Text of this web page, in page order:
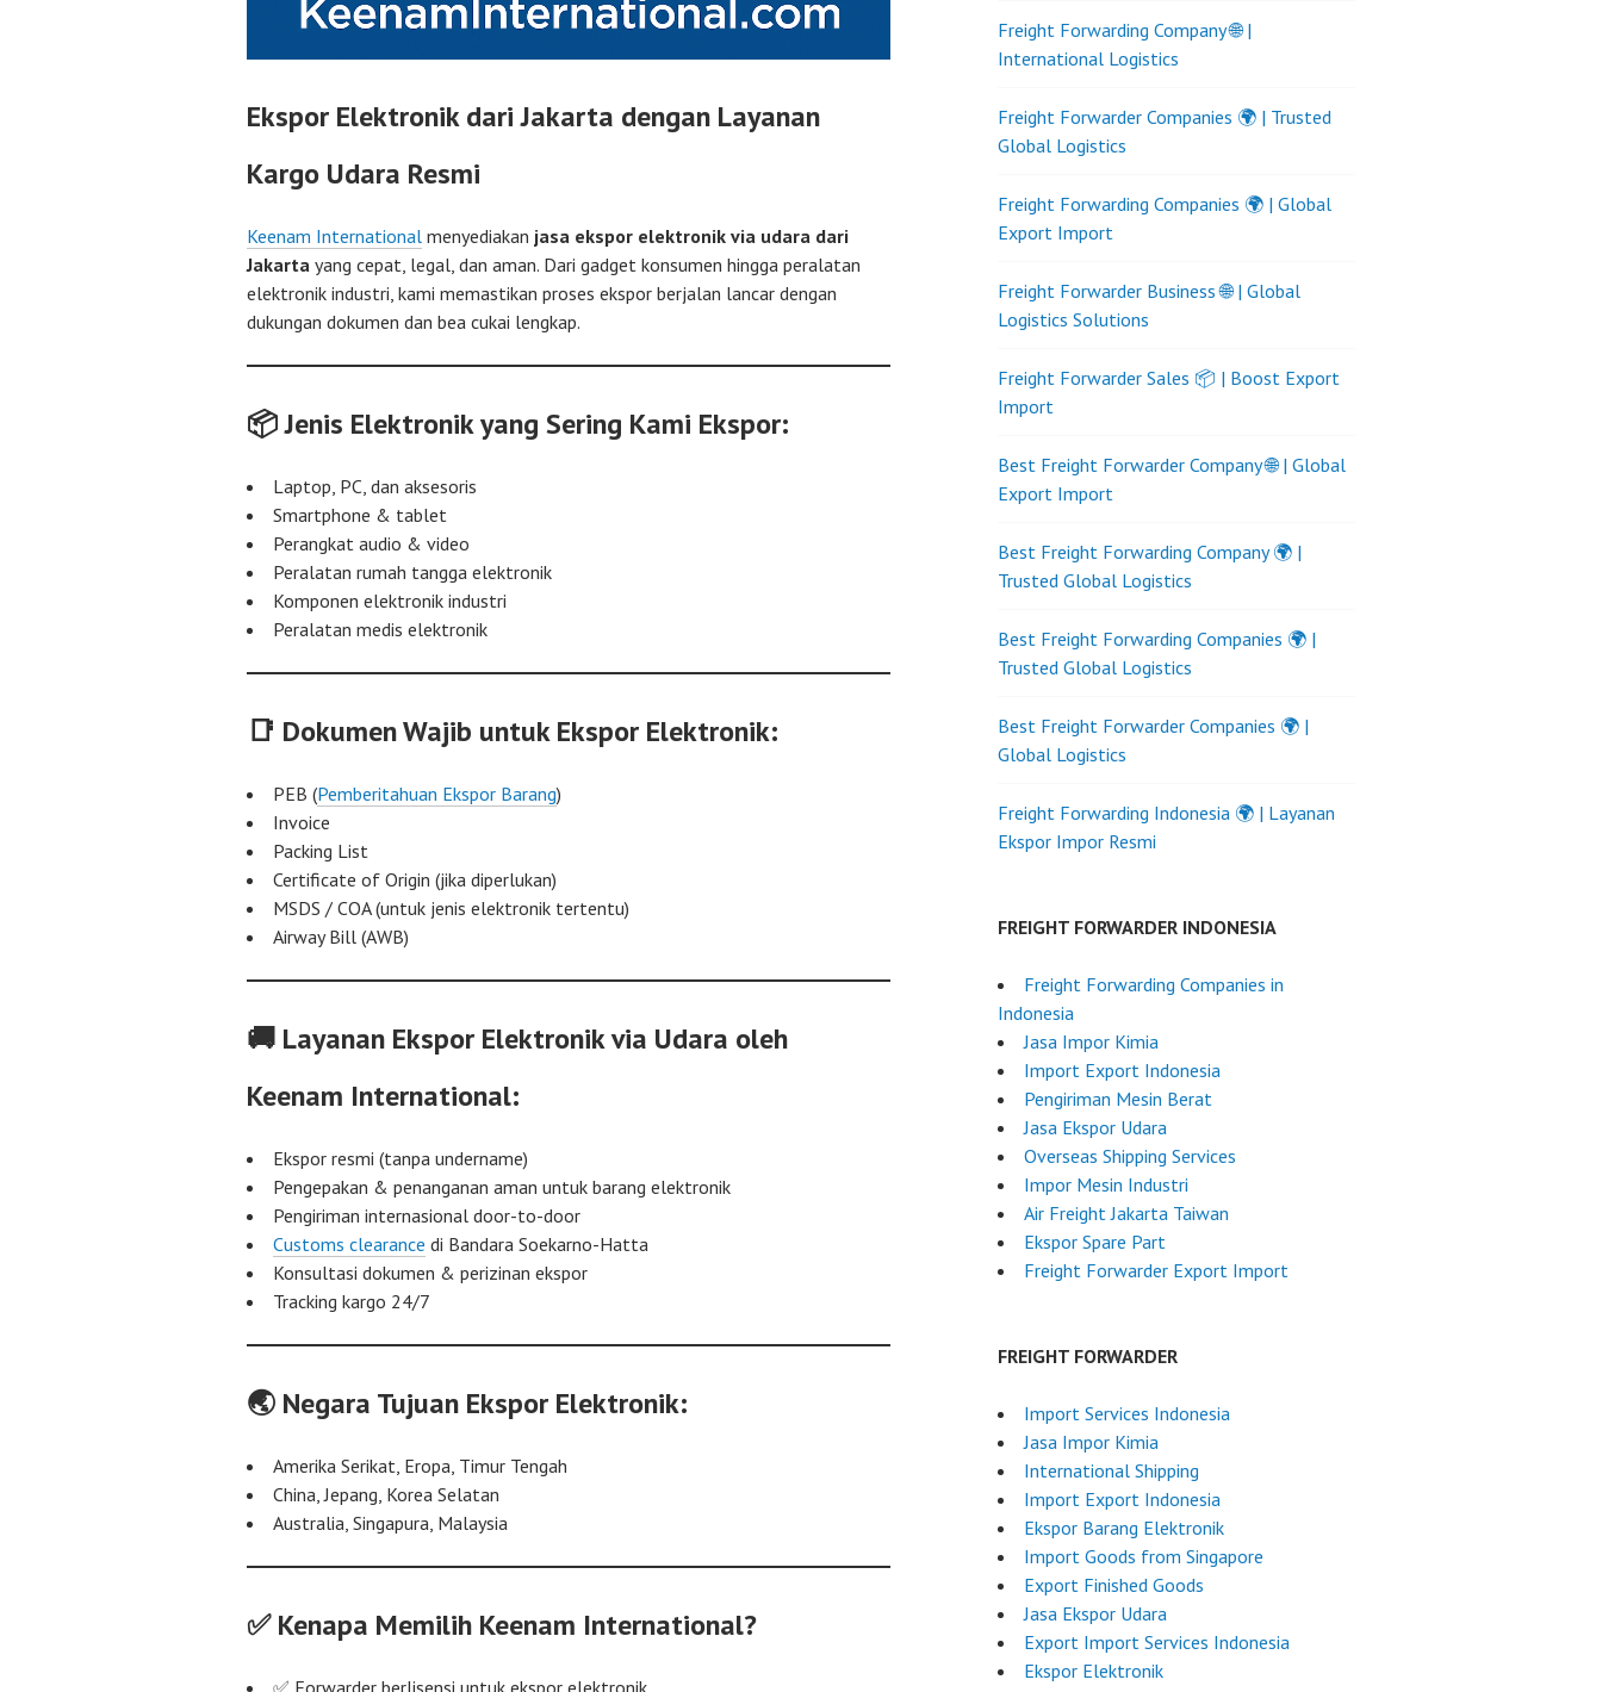
Ekspor Elektronik dari Jakarta dengan Layanan
Kargo Udara Resmi
Keenam International menyediakan jasa ekspor elektronik via udara dari
Jakarta yang cepat, legal, dan aman. Dari gadget konsumen hingga peralatan
elektronik industri, kami memastikan proses ekspor berjalan lancar dengan
dukungan dokumen dan bea cukai lengkap.
📦 Jenis Elektronik yang Sering Kami Ekspor:
Laptop, PC, dan aksesoris
Smartphone & tablet
Perangkat audio & video
Peralatan rumah tangga elektronik
Komponen elektronik industri
Peralatan medis elektronik
📑 Dokumen Wajib untuk Ekspor Elektronik:
PEB (Pemberitahuan Ekspor Barang)
Invoice
Packing List
Certificate of Origin (jika diperlukan)
MSDS / COA (untuk jenis elektronik tertentu)
Airway Bill (AWB)
🚚 Layanan Ekspor Elektronik via Udara oleh
Keenam International:
Ekspor resmi (tanpa undername)
Pengepakan & penanganan aman untuk barang elektronik
Pengiriman internasional door-to-door
Customs clearance di Bandara Soekarno-Hatta
Konsultasi dokumen & perizinan ekspor
Tracking kargo 24/7
🌏 Negara Tujuan Ekspor Elektronik:
Amerika Serikat, Eropa, Timur Tengah
China, Jepang, Korea Selatan
Australia, Singapura, Malaysia
✅ Kenapa Memilih Keenam International?
✅ Forwarder berlisensi untuk ekspor elektronik
Freight Forwarding Company 🌐 |
International Logistics
Freight Forwarder Companies 🌍 | Trusted
Global Logistics
Freight Forwarding Companies 🌍 | Global
Export Import
Freight Forwarder Business 🌐 | Global
Logistics Solutions
Freight Forwarder Sales 📦 | Boost Export
Import
Best Freight Forwarder Company 🌐 | Global
Export Import
Best Freight Forwarding Company 🌍 |
Trusted Global Logistics
Best Freight Forwarding Companies 🌍 |
Trusted Global Logistics
Best Freight Forwarder Companies 🌍 |
Global Logistics
Freight Forwarding Indonesia 🌍 | Layanan
Ekspor Impor Resmi
FREIGHT FORWARDER INDONESIA
Freight Forwarding Companies in
Indonesia
Jasa Impor Kimia
Import Export Indonesia
Pengiriman Mesin Berat
Jasa Ekspor Udara
Overseas Shipping Services
Impor Mesin Industri
Air Freight Jakarta Taiwan
Ekspor Spare Part
Freight Forwarder Export Import
FREIGHT FORWARDER
Import Services Indonesia
Jasa Impor Kimia
International Shipping
Import Export Indonesia
Ekspor Barang Elektronik
Import Goods from Singapore
Export Finished Goods
Jasa Ekspor Udara
Export Import Services Indonesia
Ekspor Elektronik